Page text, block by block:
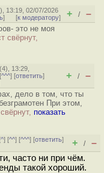
), 13:19, 02/07/2026
] [к модератору] + / –
это не моя
свёрнут,
(4), 13:29,
^^^] [ответить]
+ / –
дело в том, что ты
При этом,
показать
^] [^^] [^^^] [ответить]
+ / –
часто ни при чём.
такой хороший.